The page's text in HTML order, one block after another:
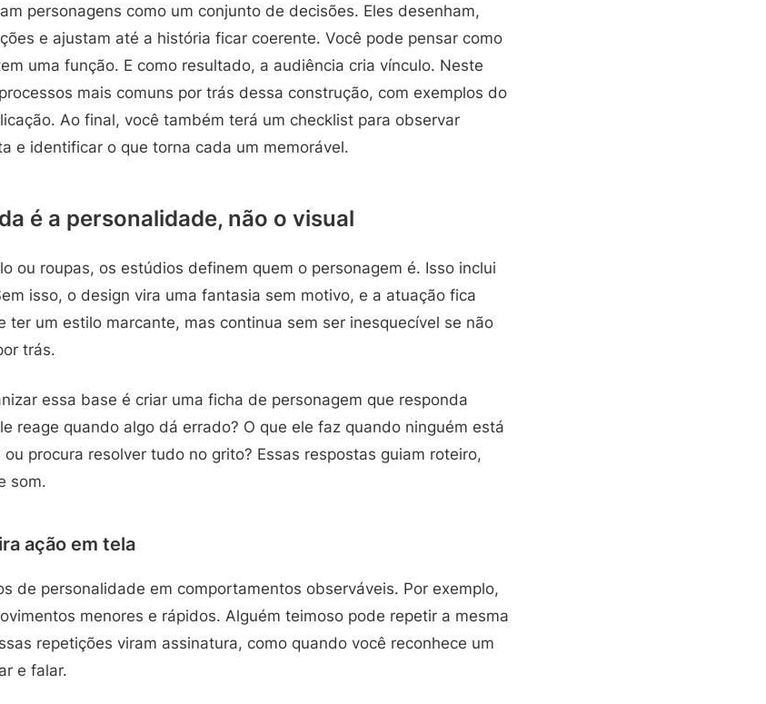
personagens como um conjunto de decisões. Eles desenham,
e ajustam até a história ficar coerente. Você pode pensar como
uma função. E como resultado, a audiência cria vínculo. Neste
mais comuns por trás dessa construção, com exemplos do
Ao final, você também terá um checklist para observar
e identificar o que torna cada um memorável.
é a personalidade, não o visual
ou roupas, os estúdios definem quem o personagem é. Isso inclui
isso, o design vira uma fantasia sem motivo, e a atuação fica
ter um estilo marcante, mas continua sem ser inesquecível se não
trás.
essa base é criar uma ficha de personagem que responda
reage quando algo dá errado? O que ele faz quando ninguém está
procura resolver tudo no grito? Essas respostas guiam roteiro,
som.
ação em tela
de personalidade em comportamentos observáveis. Por exemplo,
menores e rápidos. Alguém teimoso pode repetir a mesma
repetições viram assinatura, como quando você reconhece um
e falar.